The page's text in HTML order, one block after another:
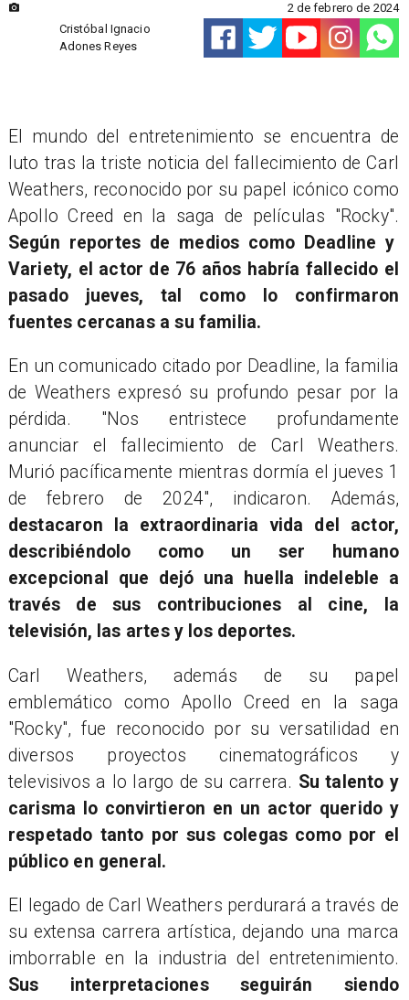
Cristóbal Ignacio
Adones Reyes
2 de febrero de 2024
El mundo del entretenimiento se encuentra de
luto tras la triste noticia del fallecimiento de Carl
Weathers, reconocido por su papel icónico como
Apollo Creed en la saga de películas "Rocky".
Según reportes de medios como Deadline y
Variety, el actor de 76 años habría fallecido el
pasado jueves, tal como lo confirmaron
fuentes cercanas a su familia.
En un comunicado citado por Deadline, la familia
de Weathers expresó su profundo pesar por la
pérdida. "Nos entristece profundamente
anunciar el fallecimiento de Carl Weathers.
Murió pacíficamente mientras dormía el jueves 1
de febrero de 2024", indicaron. Además,
destacaron la extraordinaria vida del actor,
describiéndolo como un ser humano
excepcional que dejó una huella indeleble a
través de sus contribuciones al cine, la
televisión, las artes y los deportes.
Carl Weathers, además de su papel
emblemático como Apollo Creed en la saga
"Rocky", fue reconocido por su versatilidad en
diversos proyectos cinematográficos y
televisivos a lo largo de su carrera. Su talento y
carisma lo convirtieron en un actor querido y
respetado tanto por sus colegas como por el
público en general.
El legado de Carl Weathers perdurará a través de
su extensa carrera artística, dejando una marca
imborrable en la industria del entretenimiento.
Sus interpretaciones seguirán siendo